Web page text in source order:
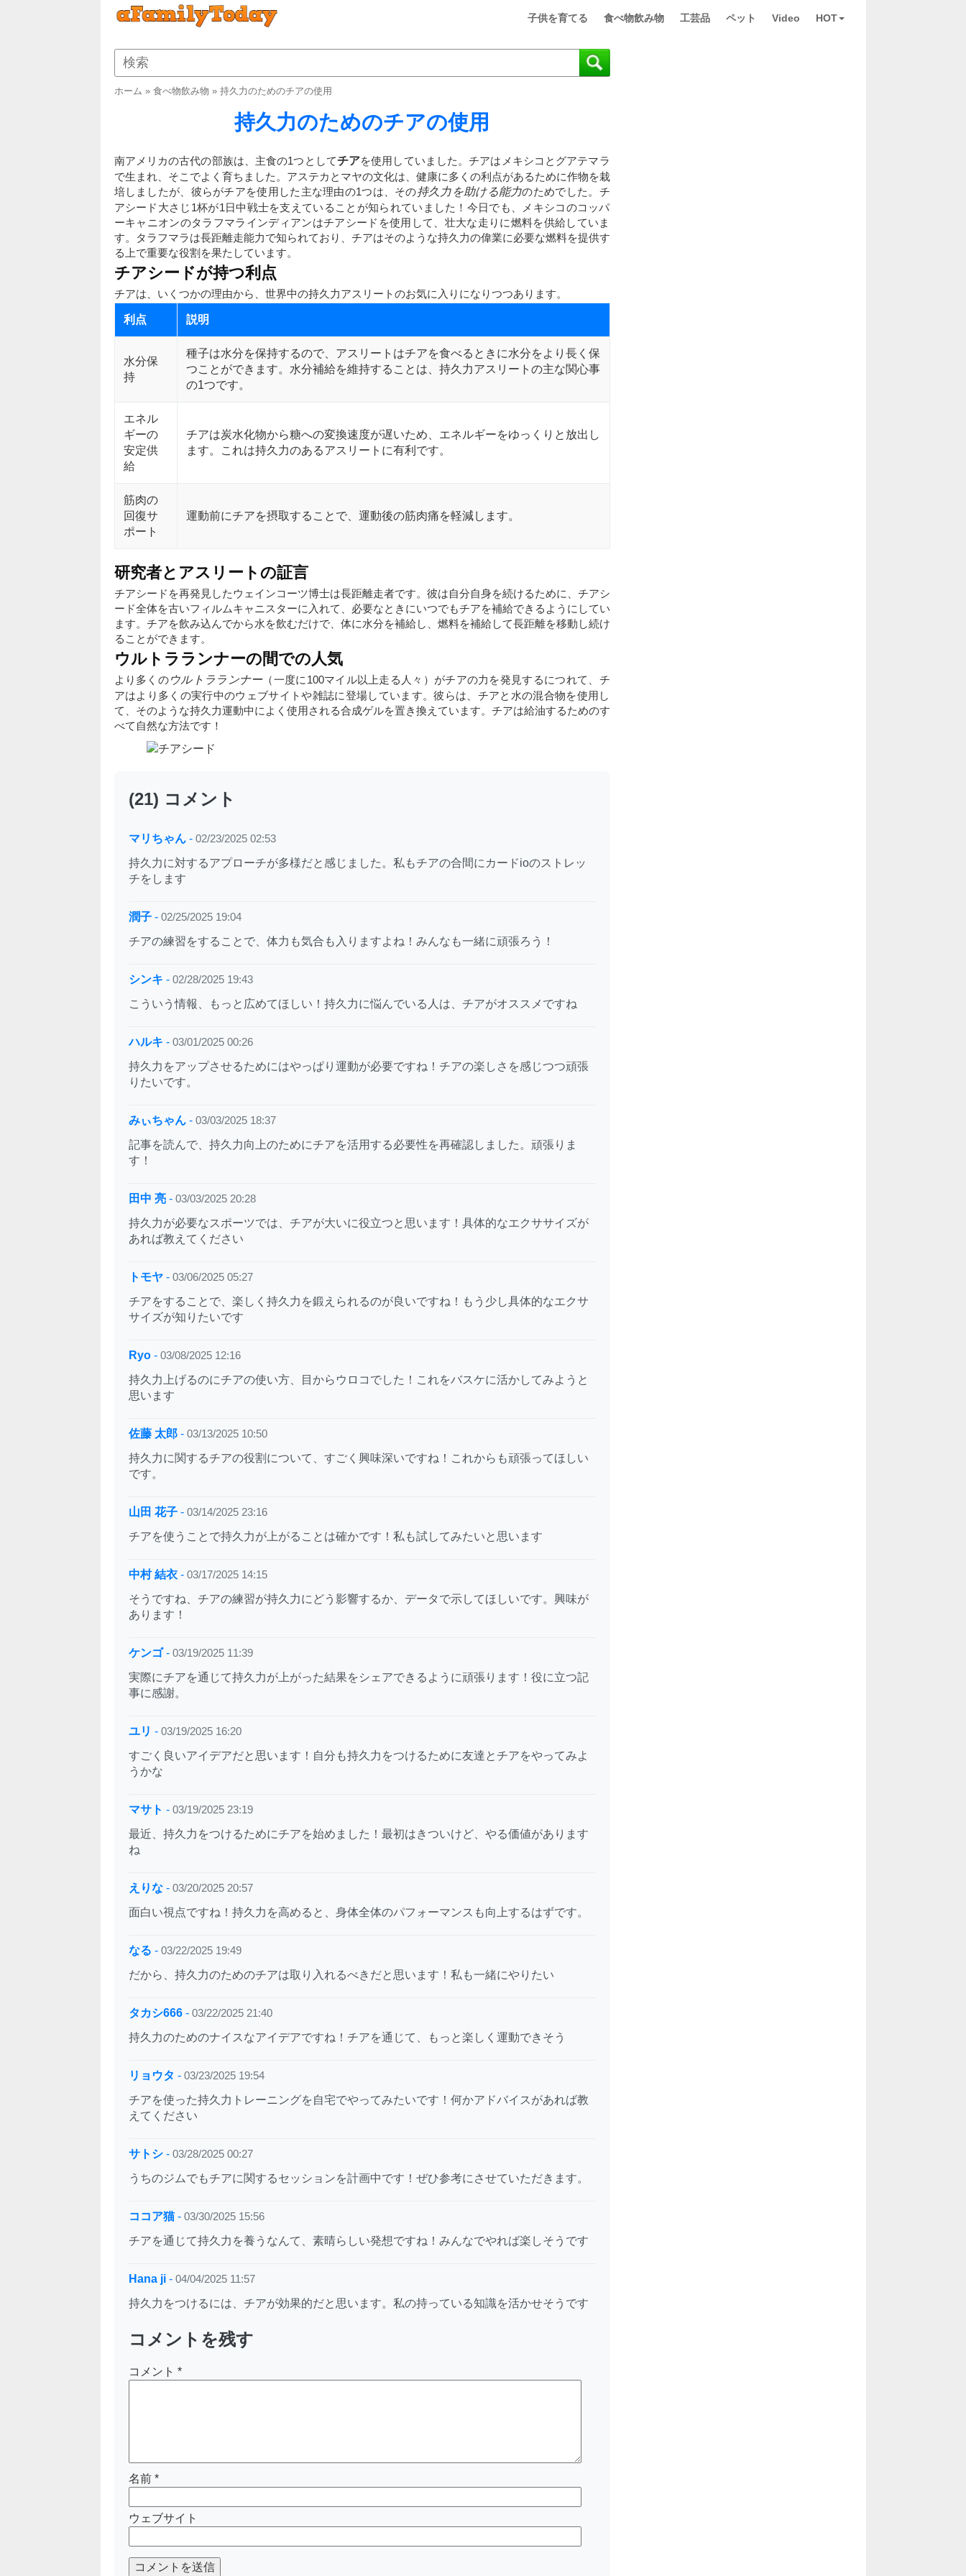
子供を育てる 食べ物飲み物 工芸品 ペット Video HOT
ホーム » 食べ物飲み物 » 持久力のためのチアの使用
持久力のためのチアの使用
南アメリカの古代の部族は、主食の1つとしてチアを使用していました。チアはメキシコとグアテマラ
で生まれ、そこでよく育ちました。アステカとマヤの文化は、健康に多くの利点があるために作物を栽
培しましたが、彼らがチアを使用した主な理由の1つは、その持久力を助ける能力のためでした。チ
アシード大さじ1杯が1日中戦士を支えていることが知られていました！今日でも、メキシコのコッパ
ーキャニオンのタラフマラインディアンはチアシードを使用して、壮大な走りに燃料を供給していま
す。タラフマラは長距離走能力で知られており、チアはそのような持久力の偉業に必要な燃料を提供す
る上で重要な役割を果たしています。
チアシードが持つ利点
チアは、いくつかの理由から、世界中の持久力アスリートのお気に入りになりつつあります。
利点 説明
水分保
持
種子は水分を保持するので、アスリートはチアを食べるときに水分をより長く保
つことができます。水分補給を維持することは、持久力アスリートの主な関心事
の1つです。
エネル
ギーの
安定供
給
チアは炭水化物から糖への変換速度が遅いため、エネルギーをゆっくりと放出し
ます。これは持久力のあるアスリートに有利です。
筋肉の
回復サ
ポート
運動前にチアを摂取することで、運動後の筋肉痛を軽減します。
研究者とアスリートの証言
チアシードを再発見したウェインコーツ博士は長距離走者です。彼は自分自身を続けるために、チアシ
ード全体を古いフィルムキャニスターに入れて、必要なときにいつでもチアを補給できるようにしてい
ます。チアを飲み込んでから水を飲むだけで、体に水分を補給し、燃料を補給して長距離を移動し続け
ることができます。
ウルトラランナーの間での人気
より多くのウルトラランナー（一度に100マイル以上走る人々）がチアの力を発見するにつれて、チ
アはより多くの実行中のウェブサイトや雑誌に登場しています。彼らは、チアと水の混合物を使用し
て、そのような持久力運動中によく使用される合成ゲルを置き換えています。チアは給油するためのす
べて自然な方法です！
(21) コメント
マリちゃん- 02/23/2025 02:53
持久力に対するアプローチが多様だと感じました。私もチアの合間にカードioのストレッ
チをします
潤子- 02/25/2025 19:04
チアの練習をすることで、体力も気合も入りますよね！みんなも一緒に頑張ろう！
シンキ - 02/28/2025 19:43
こういう情報、もっと広めてほしい！持久力に悩んでいる人は、チアがオススメですね
ハルキ - 03/01/2025 00:26
持久力をアップさせるためにはやっぱり運動が必要ですね！チアの楽しさを感じつつ頑張
りたいです。
みぃちゃん- 03/03/2025 18:37
記事を読んで、持久力向上のためにチアを活用する必要性を再確認しました。頑張りま
す！
田中 亮- 03/03/2025 20:28
持久力が必要なスポーツでは、チアが大いに役立つと思います！具体的なエクササイズが
あれば教えてください
トモヤ- 03/06/2025 05:27
チアをすることで、楽しく持久力を鍛えられるのが良いですね！もう少し具体的なエクサ
サイズが知りたいです
Ryo- 03/08/2025 12:16
持久力上げるのにチアの使い方、目からウロコでした！これをバスケに活かしてみようと
思います
佐藤 太郎- 03/13/2025 10:50
持久力に関するチアの役割について、すごく興味深いですね！これからも頑張ってほしい
です。
山田 花子- 03/14/2025 23:16
チアを使うことで持久力が上がることは確かです！私も試してみたいと思います
中村 結衣- 03/17/2025 14:15
そうですね、チアの練習が持久力にどう影響するか、データで示してほしいです。興味が
あります！
ケンゴ- 03/19/2025 11:39
実際にチアを通じて持久力が上がった結果をシェアできるように頑張ります！役に立つ記
事に感謝。
ユリ - 03/19/2025 16:20
すごく良いアイデアだと思います！自分も持久力をつけるために友達とチアをやってみよ
うかな
マサト - 03/19/2025 23:19
最近、持久力をつけるためにチアを始めました！最初はきついけど、やる価値があります
ね
えりな- 03/20/2025 20:57
面白い視点ですね！持久力を高めると、身体全体のパフォーマンスも向上するはずです。
なる - 03/22/2025 19:49
だから、持久力のためのチアは取り入れるべきだと思います！私も一緒にやりたい
タカシ666- 03/22/2025 21:40
持久力のためのナイスなアイデアですね！チアを通じて、もっと楽しく運動できそう
リョウタ - 03/23/2025 19:54
チアを使った持久力トレーニングを自宅でやってみたいです！何かアドバイスがあれば教
えてください
サトシ- 03/28/2025 00:27
うちのジムでもチアに関するセッションを計画中です！ぜひ参考にさせていただきます。
ココア猫- 03/30/2025 15:56
チアを通じて持久力を養うなんて、素晴らしい発想ですね！みんなでやれば楽しそうです
Hana ji- 04/04/2025 11:57
持久力をつけるには、チアが効果的だと思います。私の持っている知識を活かせそうです
コメントを残す
コメント *
名前 *
ウェブサイト
コメントを送信